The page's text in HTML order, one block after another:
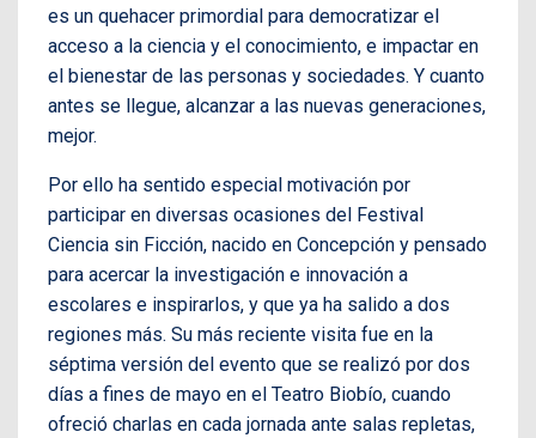
es un quehacer primordial para democratizar el
acceso a la ciencia y el conocimiento, e impactar en
el bienestar de las personas y sociedades. Y cuanto
antes se llegue, alcanzar a las nuevas generaciones,
mejor.
Por ello ha sentido especial motivación por
participar en diversas ocasiones del Festival
Ciencia sin Ficción, nacido en Concepción y pensado
para acercar la investigación e innovación a
escolares e inspirarlos, y que ya ha salido a dos
regiones más. Su más reciente visita fue en la
séptima versión del evento que se realizó por dos
días a fines de mayo en el Teatro Biobío, cuando
ofreció charlas en cada jornada ante salas repletas,